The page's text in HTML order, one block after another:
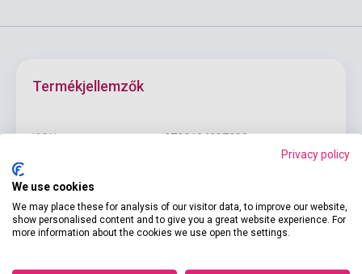
Termékjellemzők
ISBN 9780194237833
Kötés Puhakötés
Privacy policy
We use cookies
We may place these for analysis of our visitor data, to improve our website,
show personalised content and to give you a great website experience. For
more information about the cookies we use open the settings.